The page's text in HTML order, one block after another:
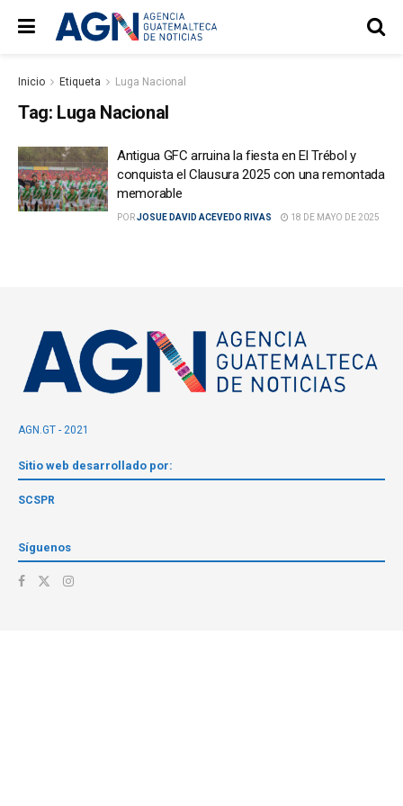
Inicio Etiqueta Luga Nacional
Tag: Luga Nacional
Antigua GFC arruina la fiesta en El Trébol y
conquista el Clausura 2025 con una remontada
memorable
PORJOSUE DAVID ACEVEDO RIVAS 18 DE MAYO DE 2025
AGN.GT - 2021
Sitio web desarrollado por:
SCSPR
Síguenos